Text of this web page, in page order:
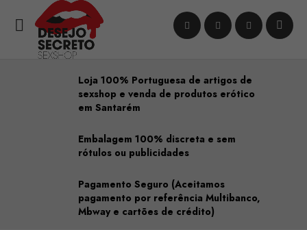

Loja 100% Portuguesa de artigos de
sexshop e venda de produtos erótico
em Santarém
Embalagem 100% discreta e sem
rótulos ou publicidades
Pagamento Seguro (Aceitamos
pagamento por referência Multibanco,
Mbway e cartões de crédito)